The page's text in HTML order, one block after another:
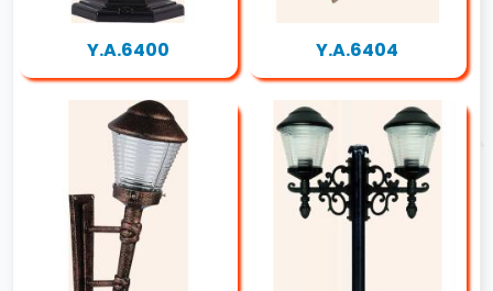
Y.A.6400 Y.A.6404